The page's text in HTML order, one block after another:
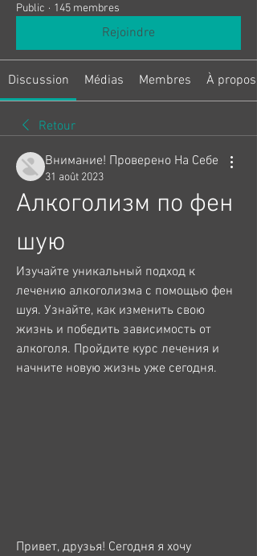
Public · 145 membres
Rejoindre
Discussion Médias Membres À propos
Retour
Внимание! Проверено На Себе
31 août 2023
Алкоголизм по фен
шую
Изучайте уникальный подход к
лечению алкоголизма с помощью фен
шуя. Узнайте, как изменить свою
жизнь и победить зависимость от
алкоголя. Пройдите курс лечения и
начните новую жизнь уже сегодня.
Привет, друзья! Сегодня я хочу